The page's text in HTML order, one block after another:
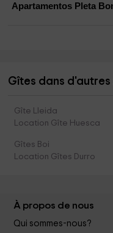
Apartamentos Pleta
Gîtes dans
Gîte Lleida
Location Gîte Huesca
Gîtes Boi
Location Gîtes Durro
À propos de nous
Qui sommes-nous?